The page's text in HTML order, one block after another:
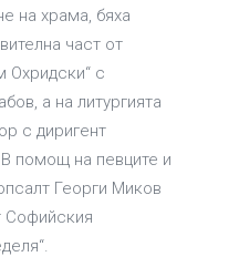
на храма, бяха
част от
Охридски“ с
а на литургията
с диригент
помощ на певците и
Георги Миков
Софийския